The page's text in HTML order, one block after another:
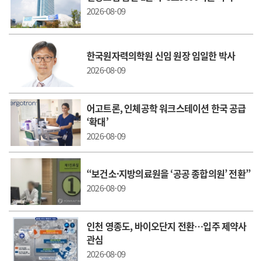
2026-08-09
한국원자력의학원 신임 원장 임일한 박사
2026-08-09
어고트론, 인체공학 워크스테이션 한국 공급
‘확대’
2026-08-09
“보건소·지방의료원을 ‘공공 종합의원’ 전환”
2026-08-09
인천 영종도, 바이오단지 전환…입주 제약사
관심
2026-08-09